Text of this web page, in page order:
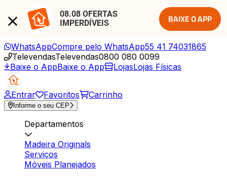
08.08 OFERTAS
IMPERDÍVEIS
BAIXE O APP
WhatsAppCompre pelo WhatsApp55 41 74031865
TelevendasTelevendas0800 080 0099
Baixe o AppBaixe o App LojasLojas Físicas
Entrar Favoritos Carrinho
Informe o seu CEP
Departamentos
Madeira Originals
Serviços
Móveis Planejados